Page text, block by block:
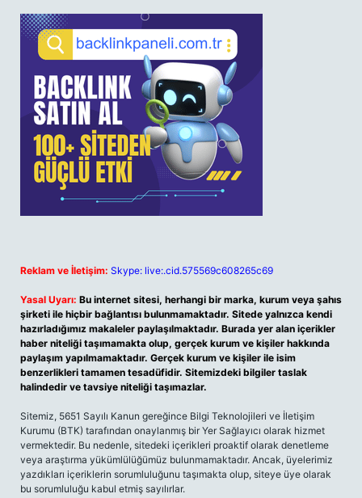
Reklam ve İletişim: Skype: live:.cid.575569c608265c69
Yasal Uyarı: Bu internet sitesi, herhangi bir marka, kurum veya şahıs
şirketi ile hiçbir bağlantısı bulunmamaktadır. Sitede yalnızca kendi
hazırladığımız makaleler paylaşılmaktadır. Burada yer alan içerikler
haber niteliği taşımamakta olup, gerçek kurum ve kişiler hakkında
paylaşım yapılmamaktadır. Gerçek kurum ve kişiler ile isim
benzerlikleri tamamen tesadüfidir. Sitemizdeki bilgiler taslak
halindedir ve tavsiye niteliği taşımazlar.
Sitemiz, 5651 Sayılı Kanun gereğince Bilgi Teknolojileri ve İletişim
Kurumu (BTK) tarafından onaylanmış bir Yer Sağlayıcı olarak hizmet
vermektedir. Bu nedenle, sitedeki içerikleri proaktif olarak denetleme
veya araştırma yükümlülüğümüz bulunmamaktadır. Ancak, üyelerimiz
yazdıkları içeriklerin sorumluluğunu taşımakta olup, siteye üye olarak
bu sorumluluğu kabul etmiş sayılırlar.